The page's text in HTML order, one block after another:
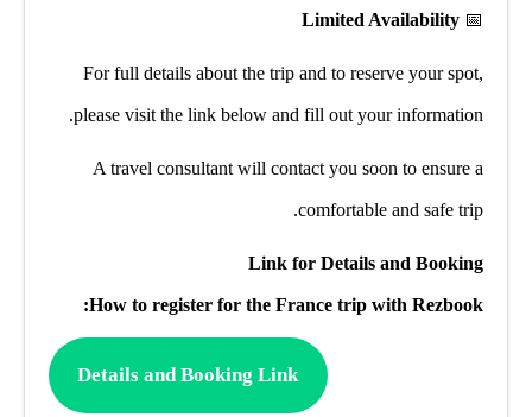
📅
Limited Availability
For full details about the trip and to reserve your spot,
please visit the link below and fill out your information.
A travel consultant will contact you soon to ensure a
comfortable and safe trip.
Link for Details and Booking
How to register for the France trip with Rezbook:
Details and Booking Link